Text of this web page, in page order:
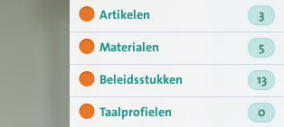
Artikelen
3
Materialen
5
Beleidsstukken
13
Taalprofielen
0